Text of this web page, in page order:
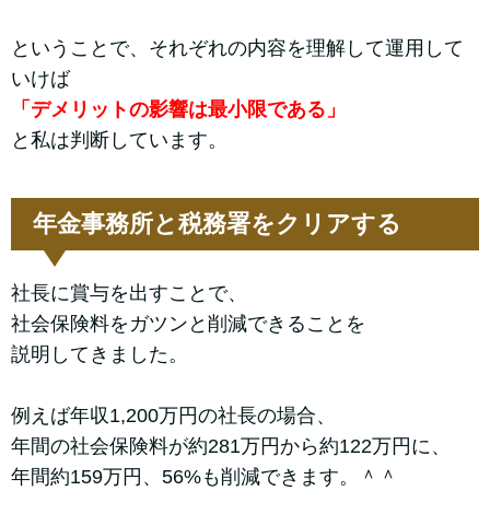
ということで、それぞれの内容を理解して運用して
いけば
「デメリットの影響は最小限である」
と私は判断しています。
年金事務所と税務署をクリアする
社長に賞与を出すことで、
社会保険料をガツンと削減できることを
説明してきました。
例えば年収1,200万円の社長の場合、
年間の社会保険料が約281万円から約122万円に、
年間約159万円、56%も削減できます。＾＾